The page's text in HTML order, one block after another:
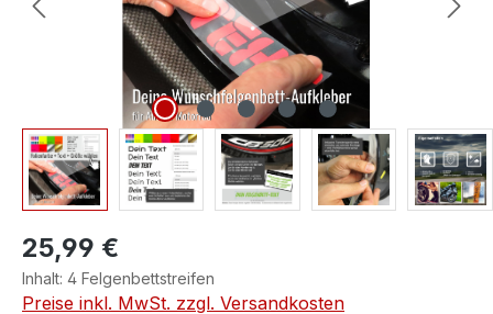
25,99 €
Inhalt: 4 Felgenbettstreifen
Preise inkl. MwSt. zzgl. Versandkosten